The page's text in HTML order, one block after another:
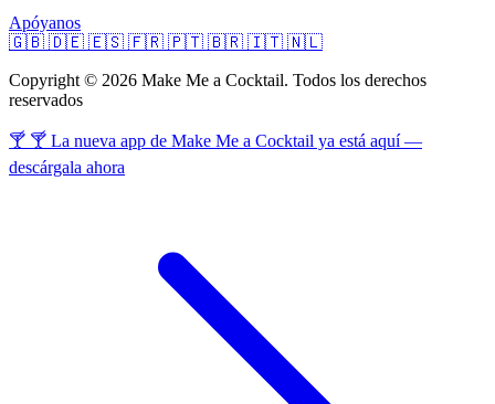
Apóyanos
🇬🇧 🇩🇪 🇪🇸 🇫🇷 🇵🇹 🇧🇷 🇮🇹 🇳🇱
Copyright © 2026 Make Me a Cocktail. Todos los derechos
reservados
🍸 🍸 La nueva app de Make Me a Cocktail ya está aquí —
descárgala ahora